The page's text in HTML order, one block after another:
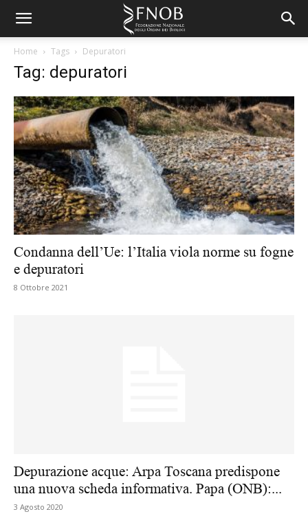
Home Tags Depuratori
Tag: depuratori
Condanna dell’Ue: l’Italia viola norme su fogne
e depuratori
8 Ottobre 2021
Depurazione acque: Arpa Toscana predispone
una nuova scheda informativa. Papa (ONB):...
3 Agosto 2020